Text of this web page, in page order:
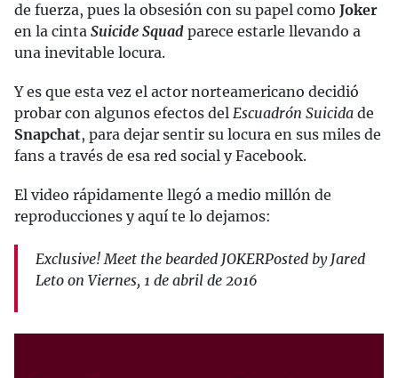
de fuerza, pues la obsesión con su papel como Joker
en la cinta Suicide Squad parece estarle llevando a
una inevitable locura.
Y es que esta vez el actor norteamericano decidió
probar con algunos efectos del Escuadrón Suicida de
Snapchat, para dejar sentir su locura en sus miles de
fans a través de esa red social y Facebook.
El video rápidamente llegó a medio millón de
reproducciones y aquí te lo dejamos:
Exclusive! Meet the bearded JOKERPosted by Jared
Leto on Viernes, 1 de abril de 2016